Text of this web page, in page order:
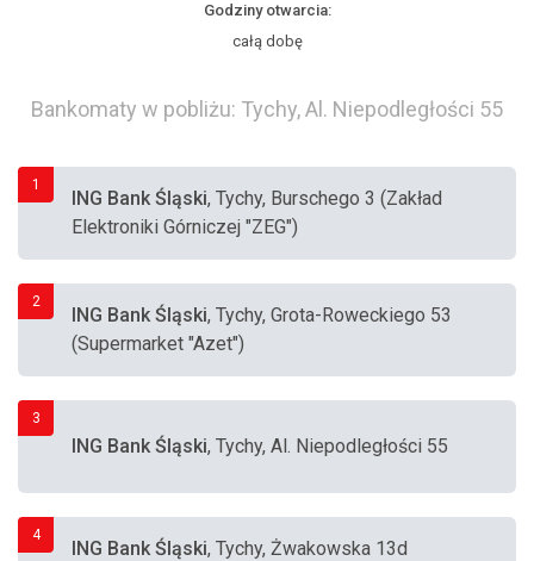
Godziny otwarcia:
całą dobę
Bankomaty w pobliżu: Tychy, Al. Niepodległości 55
1
ING Bank Śląski, Tychy, Burschego 3 (Zakład
Elektroniki Górniczej "ZEG")
2
ING Bank Śląski, Tychy, Grota-Roweckiego 53
(Supermarket "Azet")
3
ING Bank Śląski, Tychy, Al. Niepodległości 55
4
ING Bank Śląski, Tychy, Żwakowska 13d